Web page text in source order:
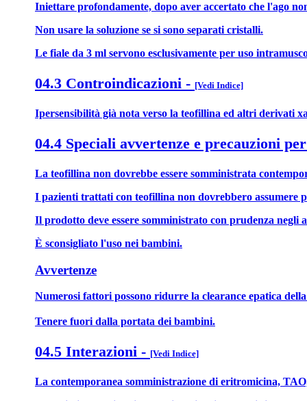
Iniettare profondamente, dopo aver accertato che l'ago
Non usare la soluzione se si sono separati cristalli.
Le fiale da 3 ml servono esclusivamente per uso
04.3 Controindicazioni - [Vedi Indice]
Ipersensibilità già nota verso la teofillina ed altri derivati
04.4 Speciali avvertenze e precauzioni
La teofillina non dovrebbe essere somministrata
I pazienti trattati con teofillina non dovrebbero assumere
Il prodotto deve essere somministrato con prudenza
È sconsigliato l'uso nei bambini.
Avvertenze
Numerosi fattori possono ridurre la clearance epatica
Tenere fuori dalla portata dei bambini.
04.5 Interazioni - [Vedi Indice]
La contemporanea somministrazione di eritromicina,